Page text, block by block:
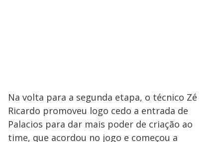
Na volta para a segunda etapa, o técnico Zé
Ricardo promoveu logo cedo a entrada de
Palacios para dar mais poder de criação ao
time, que acordou no jogo e começou a